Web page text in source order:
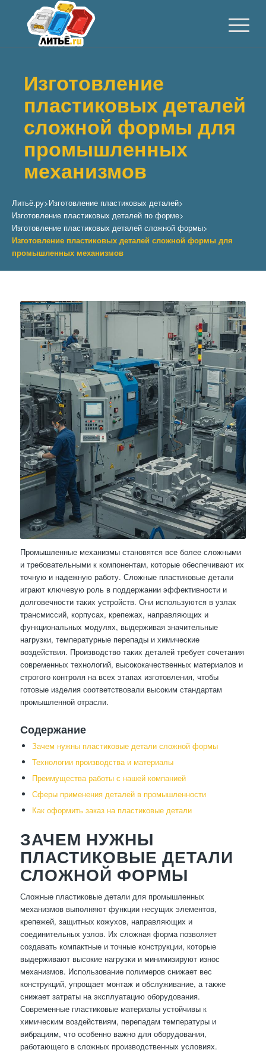
Изготовление
пластиковых деталей
сложной формы для
промышленных
механизмов
Литьё.ру>Изготовление пластиковых деталей>
Изготовление пластиковых деталей по форме>
Изготовление пластиковых деталей сложной формы>
Изготовление пластиковых деталей сложной формы для
промышленных механизмов
Промышленные механизмы становятся все более сложными
и требовательными к компонентам, которые обеспечивают их
точную и надежную работу. Сложные пластиковые детали
играют ключевую роль в поддержании эффективности и
долговечности таких устройств. Они используются в узлах
трансмиссий, корпусах, крепежах, направляющих и
функциональных модулях, выдерживая значительные
нагрузки, температурные перепады и химические
воздействия. Производство таких деталей требует сочетания
современных технологий, высококачественных материалов и
строгого контроля на всех этапах изготовления, чтобы
готовые изделия соответствовали высоким стандартам
промышленной отрасли.
Содержание
Зачем нужны пластиковые детали сложной формы
Технологии производства и материалы
Преимущества работы с нашей компанией
Сферы применения деталей в промышленности
Как оформить заказ на пластиковые детали
ЗАЧЕМ НУЖНЫ
ПЛАСТИКОВЫЕ ДЕТАЛИ
СЛОЖНОЙ ФОРМЫ
Сложные пластиковые детали для промышленных
механизмов выполняют функции несущих элементов,
крепежей, защитных кожухов, направляющих и
соединительных узлов. Их сложная форма позволяет
создавать компактные и точные конструкции, которые
выдерживают высокие нагрузки и минимизируют износ
механизмов. Использование полимеров снижает вес
конструкций, упрощает монтаж и обслуживание, а также
снижает затраты на эксплуатацию оборудования.
Современные пластиковые материалы устойчивы к
химическим воздействиям, перепадам температуры и
вибрациям, что особенно важно для оборудования,
работающего в сложных производственных условиях.